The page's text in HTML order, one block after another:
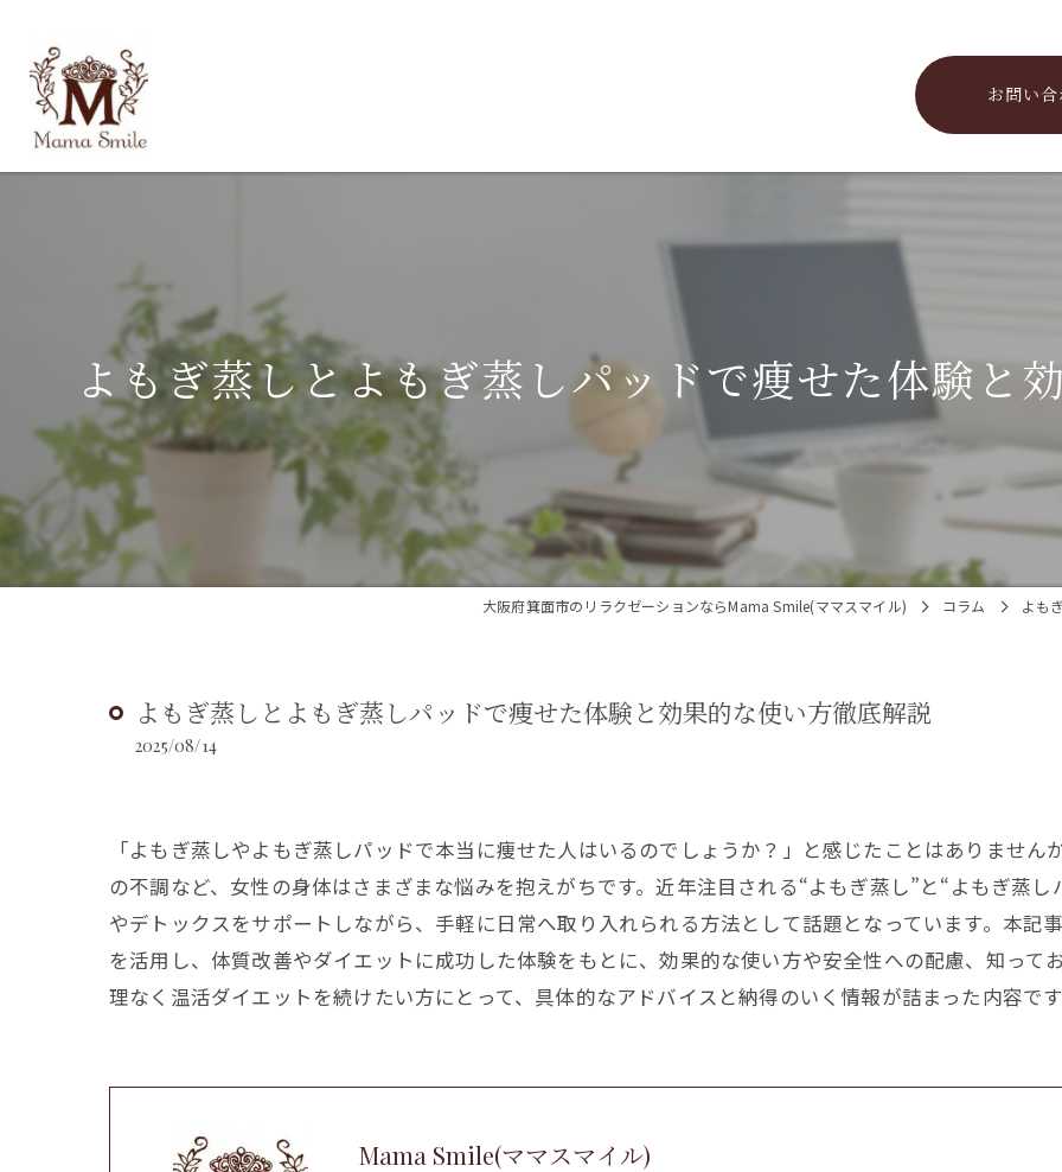
お問い
よもぎ蒸しとよもぎ蒸しパッドで痩せた体験と
大阪府箕面市のリラクゼーションならMama Smile(ママスマイル) コラム よも
よもぎ蒸しとよもぎ蒸しパッドで痩せた体験と効果的な使い方徹底解説
2025/08/14
「よもぎ蒸しやよもぎ蒸しパッドで本当に痩せた人はいるのでしょうか？」と感じたことはありませ
の不調など、女性の身体はさまざまな悩みを抱えがちです。近年注目される“よもぎ蒸し”と“よもぎ蒸
やデトックスをサポートしながら、手軽に日常へ取り入れられる方法として話題となっています。本記
を活用し、体質改善やダイエットに成功した体験をもとに、効果的な使い方や安全性への配慮、知って
理なく温活ダイエットを続けたい方にとって、具体的なアドバイスと納得のいく情報が詰まった内容で
Mama Smile(ママスマイル)